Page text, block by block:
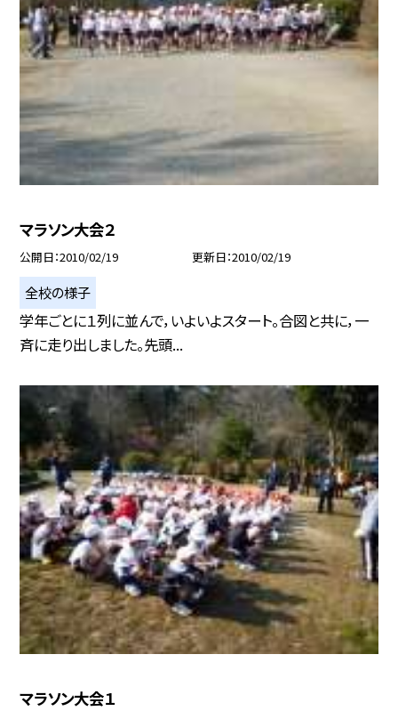
マラソン大会２
公開日 2010/02/19 更新日 2010/02/19
全校の様子
学年ごとに１列に並んで，いよいよスタート。合図と共に，一
斉に走り出しました。先頭...
マラソン大会１